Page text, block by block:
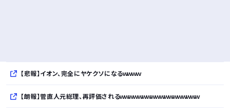
【悲報】イオン、完全にヤケクソになるｗｗｗｗ
【朗報】菅直人元総理、再評価されるｗｗｗｗｗｗｗｗｗｗｗｗｗｗｗｗｗｗ